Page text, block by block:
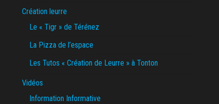
Création leurre
Le « Tigr » de Térénez
La Pizza de l’espace
Les Tutos « Création de Leurre » à Tonton
Vidéos
Information Informative